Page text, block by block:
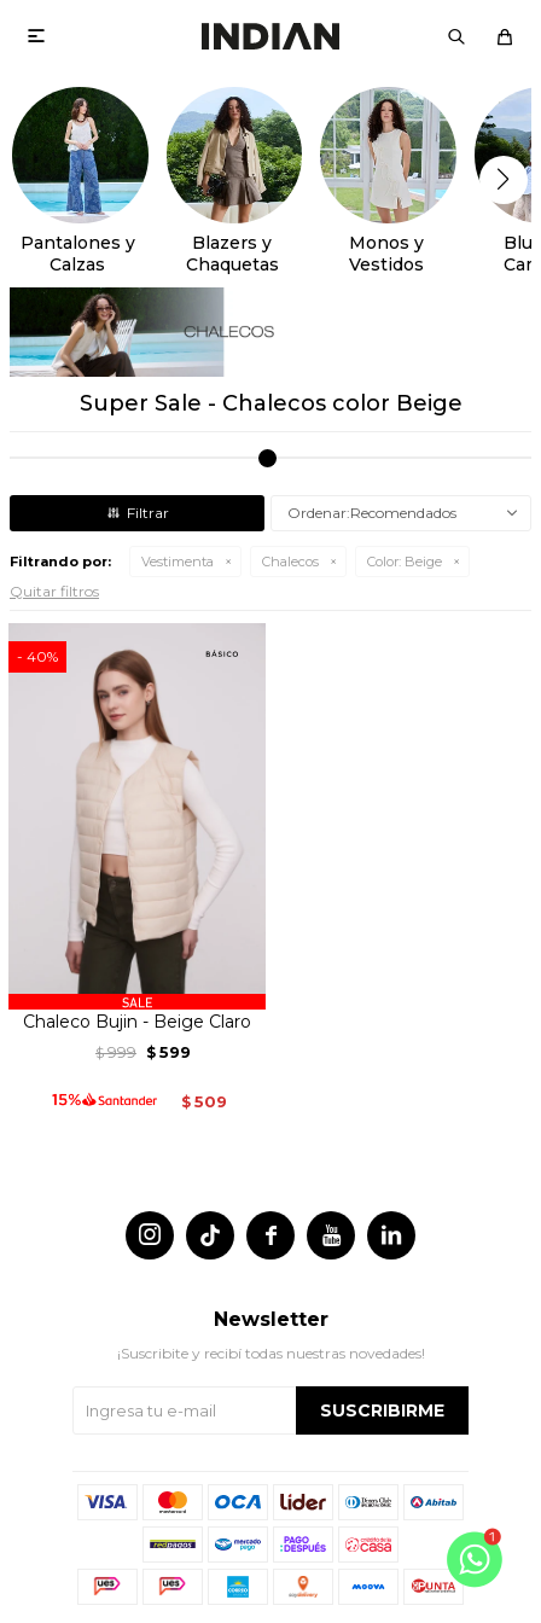

Pantalones y
Calzas
Blazers y
Chaquetas
Monos y
Vestidos
Super Sale - Chalecos color Beige
Recomendados
Filtrando por: Vestimenta Chalecos Color: Beige
Quitar filtros
40
Chaleco Bujin - Beige Claro
$ 999 $ 599
$ 509
 
 
Newsletter
¡Suscribite y recibí todas nuestras novedades!
SUSCRIBIRME